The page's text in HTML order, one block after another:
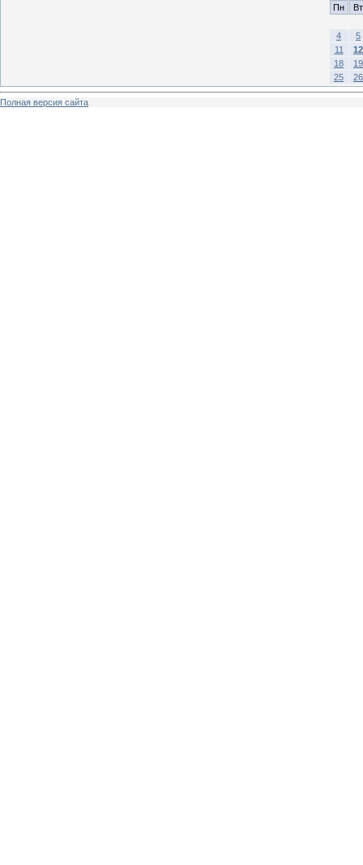
Пн Вт
4
5
11
12
18
19
25
26
Полная версия сайта